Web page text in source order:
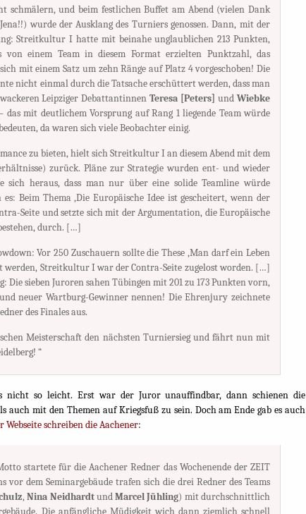
schmälern, und beim festlichen Buffet am Abend (vielen Dank
wurde der Ausklang des Turniers genossen. Dann, mit der
Streitkultur I hatte mit beinahe unglaublichen 213 Punkten,
von einem Team in diesem Format erzielten Punktzahl, das
mit einem Satz um zehn Ränge auf Platz 4 vorgeschoben! Die
nicht einmal durch die Tatsache erschüttert werden, dass man
Leipziger DebattantinnenTeresa [Peters] undWiebke
das mit deutlichem Vorsprung auf Rang 1 liegende Team würde
da waren sich viele Beobachter einig.
zu bieten, hielt sich Streitkultur I an diesem Abend mit dem
zurück. Pläne zur Strategie wurden ent- und wieder
sich heraus, dass man nur über eine solide Teamline würde
Beim Thema ‚Die Europäische Idee ist gescheitert, wenn der
Seite und setzte sich mit der Argumentation, die Europäische
durch. […]
Vor 250 Zuschauern sollte die These ‚Man darf ein Leben
werden, Streitkultur I war der Contra-Seite zugelost worden. […]
Die sieben Juroren sahen Tübingen mit 201 zu 173 Punkten vorn,
neuer Wartburg-Gewinner nennen! Die Ehrenjury zeichnete
des Finales aus.
Meisterschaft den nächsten Turniersieg und fährt nun mit
“
nicht so leicht. Erst war der Juror unauffindbar, dann schienen die
auch mit den Themen auf Kriegsfuß zu sein. Doch am Ende gab es auch
Webseite schreiben die Aachener:
startete für die Aachener Redner das Wochenende der ZEIT
vor dem Seminargebäude trafen sich die drei Redner des Teams
,Nina NeidhardtundMarcel Jühling) mit durchschnittlich
Die anfängliche Müdigkeit wich dann ziemlich schnell